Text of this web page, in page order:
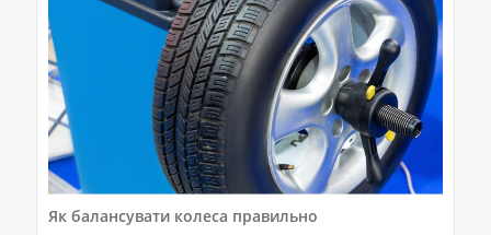
Як балансувати колеса правильно